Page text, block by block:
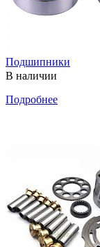
Подшипники
В наличии
Подробнее